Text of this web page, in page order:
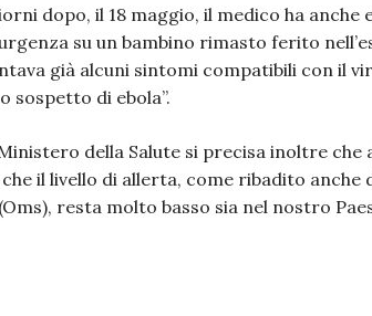
dopo, il 18 maggio, il medico ha
su un bambino rimasto ferito
già alcuni sintomi compatibili con il
sospetto di ebola”.
della Salute si precisa inoltre
il livello di allerta, come ribadito anche
resta molto basso sia nel nostro